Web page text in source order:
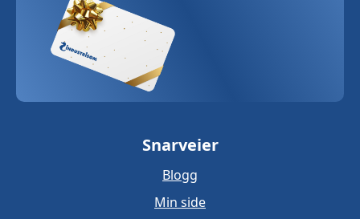
Snarveier
Blogg
Min side